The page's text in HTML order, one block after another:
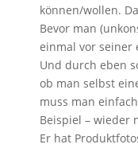
können/wollen.
Bevor man
einmal vor seiner
Und durch eben
ob man selbst
muss man
Beispiel – wieder
Er hat